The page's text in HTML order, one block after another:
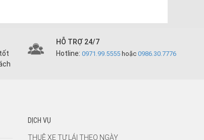
HỖ TRỢ 24/7
Hotline: 0971.99.5555 hoặc0986.30.7776
DỊCH VỤ
THUÊ XE TỰ LÁI THEO NGÀY